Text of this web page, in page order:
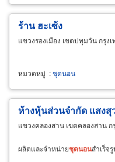
ร้าน ฮะเซ้ง
แขวงรองเมือง เขตปทุมวัน กรุง
หมวดหมู่ :ชุดนอน
ห้างหุ้นส่วนจำกัด แสง
แขวงคลองสาน เขตคลองสาน
ผลิตและจำหน่ายชุดนอนสำเร็จ